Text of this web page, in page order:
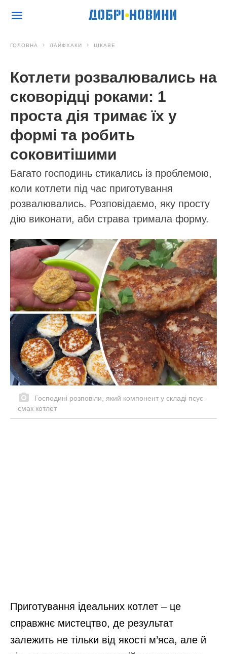
ГОЛОВНА ЛАЙФХАКИ ЦІКАВЕ
Котлети розвалювались на
сковорідці роками: 1
проста дія тримає їх у
формі та робить
соковитішими
Багато господинь стикались із проблемою,
коли котлети під час приготування
розвалювались. Розповідаємо, яку просту
дію виконати, аби страва тримала форму.
Господині розповіли, який компонент у складі псує
смак котлет
Приготування ідеальних котлет – це
справжнє мистецтво, де результат
залежить не тільки від якості м’яса, але й